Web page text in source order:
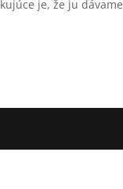
je, že ju dávame